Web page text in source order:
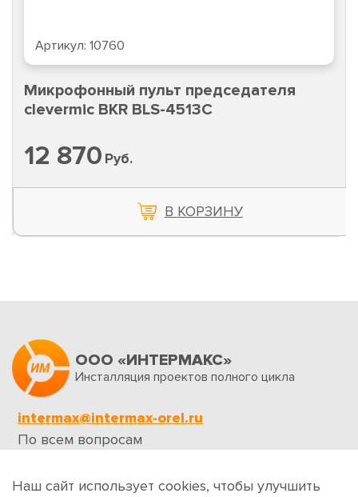
Артикул: 10760
Микрофонный пульт председателя
clevermic BKR BLS-4513C
12 870 Руб.
В КОРЗИНУ
ООО «ИНТЕРМАКС»
Инсталляция проектов полного цикла
intermax@intermax-orel.ru
По всем вопросам
Обратная связь
Наш сайт использует cookies, чтобы улучшить